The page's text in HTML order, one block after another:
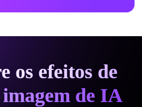
os efeitos de
de IA